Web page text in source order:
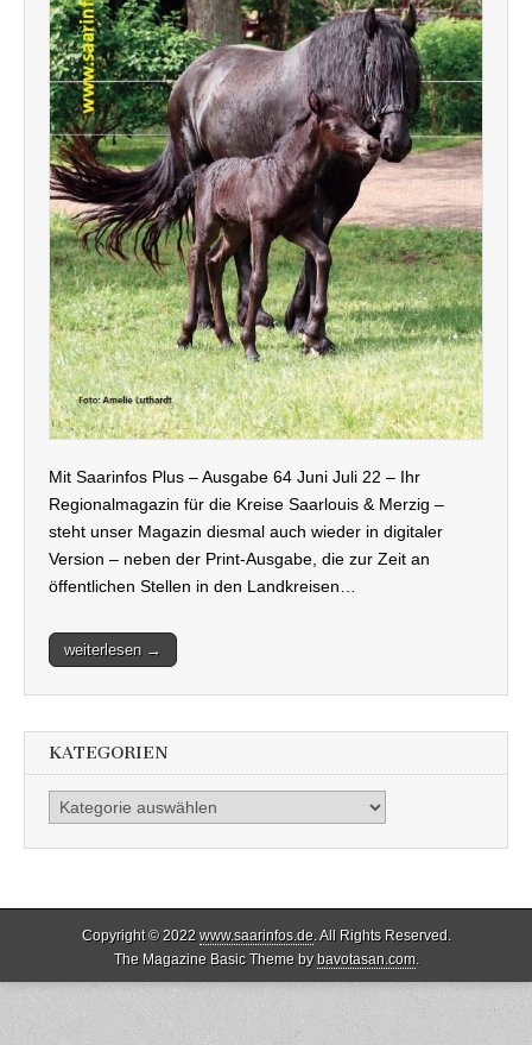
Mit Saarinfos Plus – Ausgabe 64 Juni Juli 22 – Ihr
Regionalmagazin für die Kreise Saarlouis & Merzig –
steht unser Magazin diesmal auch wieder in digitaler
Version – neben der Print-Ausgabe, die zur Zeit an
öffentlichen Stellen in den Landkreisen…
weiterlesen →
KATEGORIEN
Kategorien
Copyright © 2022 www.saarinfos.de. All Rights Reserved.
The Magazine Basic Theme bybavotasan.com.